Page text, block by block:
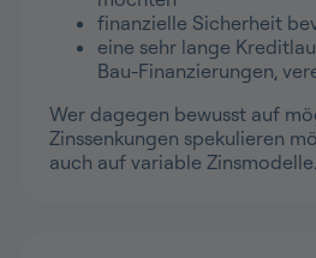
finanzielle Sicherheit
eine sehr lange
Bau-Finanzierungen,
Wer dagegen bewusst auf
Zinssenkungen spekulieren
auch auf variable Zinsmodelle.